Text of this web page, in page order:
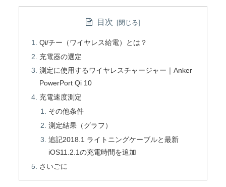
目次
Qi/チー（ワイヤレス給電）とは？
充電器の選定
測定に使用するワイヤレスチャージャー｜Anker
PowerPort Qi 10
充電速度測定
その他条件
測定結果（グラフ）
追記2018.1 ライトニングケーブルと最新
iOS11.2.1の充電時間を追加
さいごに